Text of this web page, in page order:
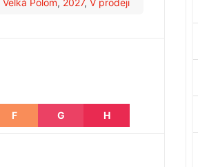
Velká Polom, 2027, V prodeji
F G H